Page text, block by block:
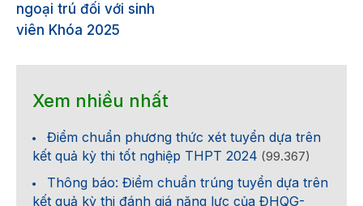
ngoại trú đối với sinh
viên Khóa 2025
Xem nhiều nhất
Điểm chuẩn phương thức xét tuyển dựa trên
kết quả kỳ thi tốt nghiệp THPT 2024 (99.367)
Thông báo: Điểm chuẩn trúng tuyển dựa trên
kết quả kỳ thi đánh giá năng lực của ĐHQG-